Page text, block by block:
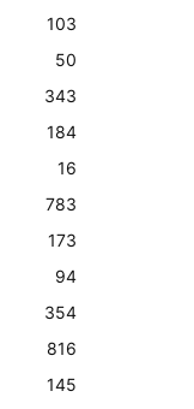
103
50
343
184
16
783
173
94
354
816
145